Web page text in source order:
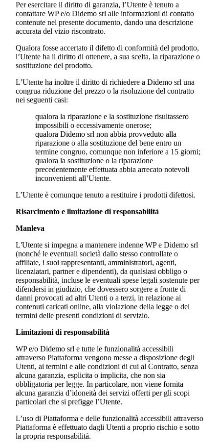
Per esercitare il diritto di garanzia, l’Utente è tenuto a
contattare WP e/o Didemo srl alle informazioni di contatto
contenute nel presente documento, dando una descrizione
accurata del vizio riscontrato.
Qualora fosse accertato il difetto di conformità del prodotto,
l’Utente ha il diritto di ottenere, a sua scelta, la riparazione o
sostituzione del prodotto.
L’Utente ha inoltre il diritto di richiedere a Didemo srl una
congrua riduzione del prezzo o la risoluzione del contratto
nei seguenti casi:
qualora la riparazione e la sostituzione risultassero
impossibili o eccessivamente onerose;
qualora Didemo srl non abbia provveduto alla
riparazione o alla sostituzione del bene entro un
termine congruo, comunque non inferiore a 15 giorni;
qualora la sostituzione o la riparazione
precedentemente effettuata abbia arrecato notevoli
inconvenienti all’Utente.
L’Utente è comunque tenuto a restituire i prodotti difettosi.
Risarcimento e limitazione di responsabilità
Manleva
L'Utente si impegna a mantenere indenne WP e Didemo srl
(nonché le eventuali società dallo stesso controllate o
affiliate, i suoi rappresentanti, amministratori, agenti,
licenziatari, partner e dipendenti), da qualsiasi obbligo o
responsabilità, incluse le eventuali spese legali sostenute per
difendersi in giudizio, che dovessero sorgere a fronte di
danni provocati ad altri Utenti o a terzi, in relazione ai
contenuti caricati online, alla violazione della legge o dei
termini delle presenti condizioni di servizio.
Limitazioni di responsabilità
WP e/o Didemo srl e tutte le funzionalità accessibili
attraverso Piattaforma vengono messe a disposizione degli
Utenti, ai termini e alle condizioni di cui al Contratto, senza
alcuna garanzia, esplicita o implicita, che non sia
obbligatoria per legge. In particolare, non viene fornita
alcuna garanzia d’idoneità dei servizi offerti per gli scopi
particolari che si prefigge l’Utente.
L’uso di Piattaforma e delle funzionalità accessibili attraverso
Piattaforma è effettuato dagli Utenti a proprio rischio e sotto
la propria responsabilità.